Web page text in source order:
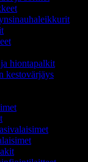
hiontapalkit
kestovärjäys